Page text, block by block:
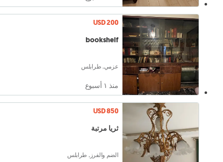
USD 200
bookshelf
عزمي, طرابلس
منذ ١ أسبوع
USD 850
ثريا مرتبة
الضم والفرز, طرابلس